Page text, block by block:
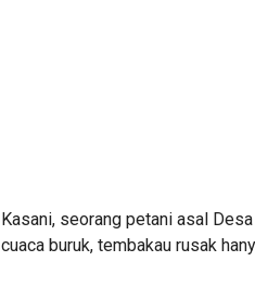
Kasani, seorang petani asal
cuaca buruk, tembakau rusak